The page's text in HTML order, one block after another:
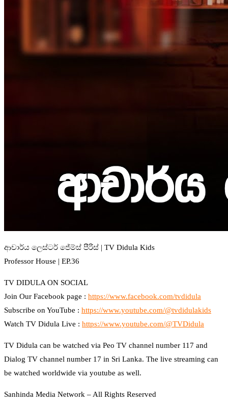
ආචාර්ය ලෙස්ටර් ජේම්ස් පීරිස් | TV Didula Kids
Professor House | EP.36
TV DIDULA ON SOCIAL
Join Our Facebook page : https://www.facebook.com/tvdidula
Subscribe on YouTube : https://www.youtube.com/@tvdidulakids
Watch TV Didula Live : https://www.youtube.com/@TVDidula
TV Didula can be watched via Peo TV channel number 117 and
Dialog TV channel number 17 in Sri Lanka. The live streaming can
be watched worldwide via youtube as well.
Sanhinda Media Network – All Rights Reserved